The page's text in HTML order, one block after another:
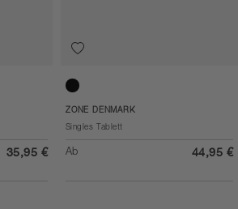
35,95 €
Black
ZONE DENMARK
Singles Tablett
Ab 44,95 €